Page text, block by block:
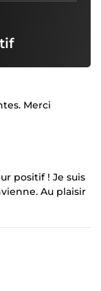
Merci
positif ! Je suis
Au plaisir